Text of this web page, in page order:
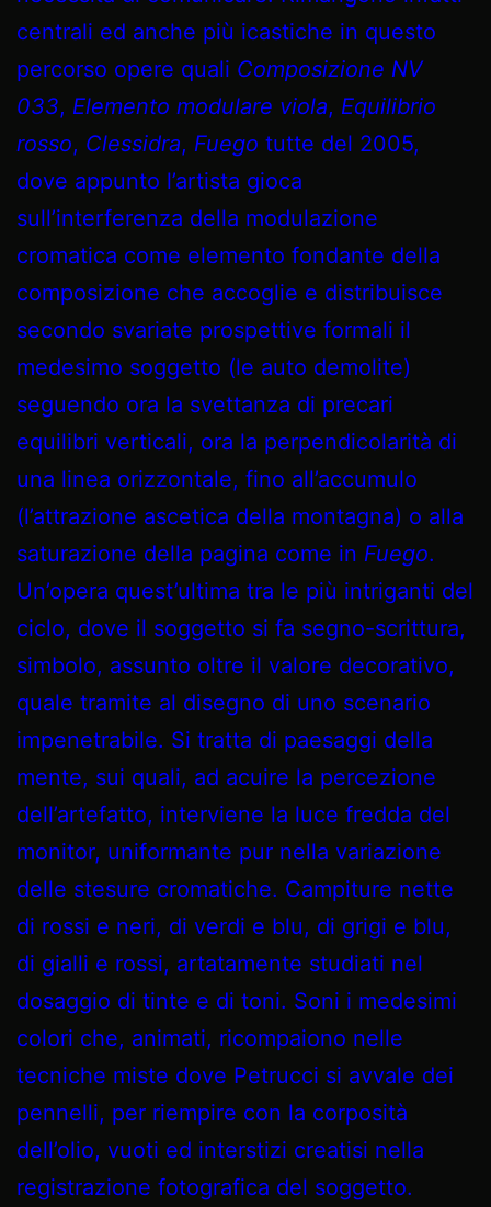
centrali ed anche più icastiche in questo
percorso opere quali Composizione NV
033, Elemento modulare viola, Equilibrio
rosso, Clessidra, Fuego tutte del 2005,
dove appunto l’artista gioca
sull’interferenza della modulazione
cromatica come elemento fondante della
composizione che accoglie e distribuisce
secondo svariate prospettive formali il
medesimo soggetto (le auto demolite)
seguendo ora la svettanza di precari
equilibri verticali, ora la perpendicolarità di
una linea orizzontale, fino all’accumulo
(l’attrazione ascetica della montagna) o alla
saturazione della pagina come in Fuego.
Un’opera quest’ultima tra le più intriganti del
ciclo, dove il soggetto si fa segno-scrittura,
simbolo, assunto oltre il valore decorativo,
quale tramite al disegno di uno scenario
impenetrabile. Si tratta di paesaggi della
mente, sui quali, ad acuire la percezione
dell’artefatto, interviene la luce fredda del
monitor, uniformante pur nella variazione
delle stesure cromatiche. Campiture nette
di rossi e neri, di verdi e blu, di grigi e blu,
di gialli e rossi, artatamente studiati nel
dosaggio di tinte e di toni. Soni i medesimi
colori che, animati, ricompaiono nelle
tecniche miste dove Petrucci si avvale dei
pennelli, per riempire con la corposità
dell’olio, vuoti ed interstizi creatisi nella
registrazione fotografica del soggetto.